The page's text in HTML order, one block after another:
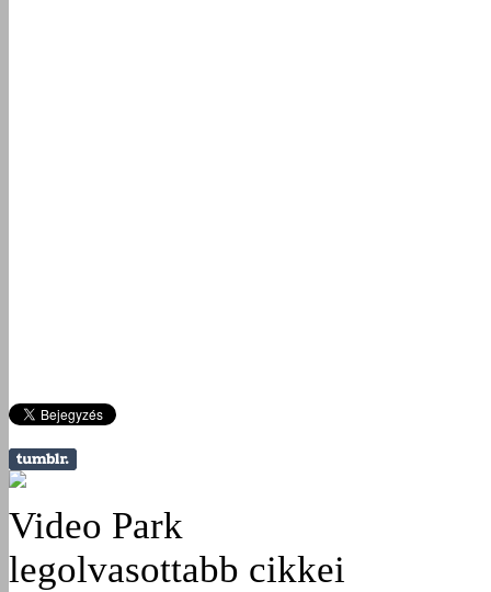
Video Park
legolvasottabb cikkei